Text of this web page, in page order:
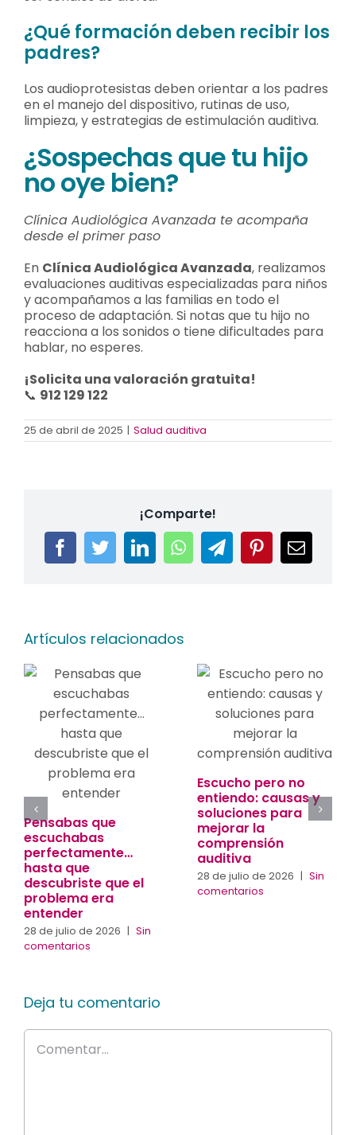
¿Qué formación deben recibir los
padres?
Los audioprotesistas deben orientar a los padres
en el manejo del dispositivo, rutinas de uso,
limpieza, y estrategias de estimulación auditiva.
¿Sospechas que tu hijo
no oye bien?
Clínica Audiológica Avanzada te acompaña
desde el primer paso
En Clínica Audiológica Avanzada, realizamos
evaluaciones auditivas especializadas para niños
y acompañamos a las familias en todo el
proceso de adaptación. Si notas que tu hijo no
reacciona a los sonidos o tiene dificultades para
hablar, no esperes.
¡Solicita una valoración gratuita!
📞 912 129 122
25 de abril de 2025 | Salud auditiva
¡Comparte!
FacebookTwitterLinkedInWhatsApp
TelegramPinterestCorreo
Artículos relacionados
Pensabas que
escuchabas
perfectamente…
hasta que
descubriste que el
problema era
entender
28 de julio de 2026 | Sin
comentarios
Escucho pero no
entiendo: causas y
soluciones para
mejorar la
comprensión
auditiva
28 de julio de 2026 | Sin
comentarios
Deja tu comentario
Comentar